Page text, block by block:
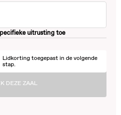
uitrusting toe
Lidkorting toegepast in de volgende
stap.
DEZE ZAAL